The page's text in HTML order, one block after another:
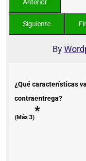
By
¿Qué características
contraentrega?
(Máx 3)*